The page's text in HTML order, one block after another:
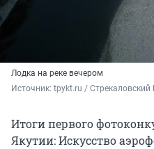
Лодка на реке вечером
Источник: tpykt.ru / Стрекаловский
Итоги первого
Якутии: Искусство